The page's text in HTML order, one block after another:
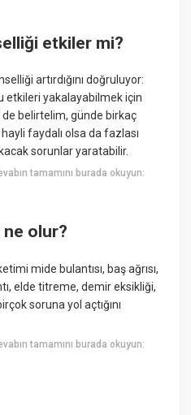
etkiler mi?
artırdığını doğruluyor:
etkileri yakalayabilmek için
belirtelim, günde birkaç
faydalı olsa da fazlası
sorunlar yaratabilir.
tamamını burada okuyun:
olur?
mide bulantısı, baş ağrısı,
elde titreme, demir eksikliği,
soruna yol açtığını
tamamını burada okuyun: